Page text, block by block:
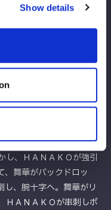
Show details
したともかを引き起こ
クル。ともかがエルボー
応酬から舞華がパワース
Ｏ。虎龍が舞華にミドル
すると、ＨＡＮＡＫＯが
し、舞華とダブルのキ
。虎龍が舞華の足を取り
はスタンディングヒール
、ＨＡＮＡＫＯが強引
、舞華がバックドロッ
し、腕十字へ。舞華がリ
ＨＡＮＡＫＯが串刺しボ